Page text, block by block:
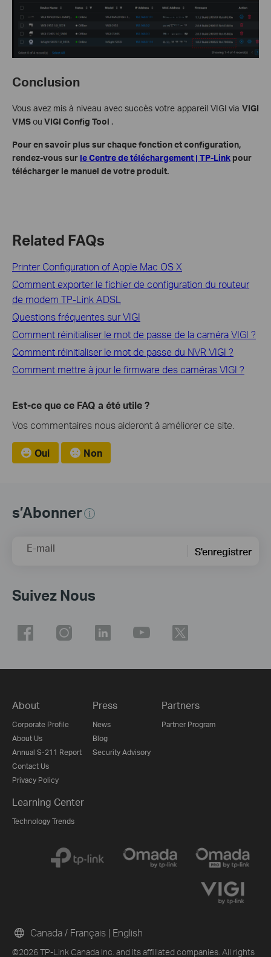
Conclusion
Vous avez mis à niveau avec succès votre appareil VIGI via VIGI
VMSou VIGI Config Tool .
Pour en savoir plus sur chaque fonction et configuration,
rendez-vous sur le Centre de téléchargement | TP-Link pour
télécharger le manuel de votre produit.
Related FAQs
Printer Configuration of Apple Mac OS X
Comment exporter le fichier de configuration du routeur
de modem TP-Link ADSL
Questions fréquentes sur VIGI
Comment réinitialiser le mot de passe de la caméra VIGI ?
Comment réinitialiser le mot de passe du NVR VIGI ?
Comment mettre à jour le firmware des caméras VIGI ?
Est-ce que ce FAQ a été utile ?
Vos commentaires nous aideront à améliorer ce site.
Oui Non
s’Abonner
E-mail S'enregistrer
Suivez Nous
About
Corporate Profile
About Us
Annual S-211 Report
Contact Us
Privacy Policy
Press
News
Blog
Security Advisory
Partners
Partner Program
Learning Center
Technology Trends
©2026 TP-Link Canada Inc. and its affiliated companies. All rights
Canada / Français | English